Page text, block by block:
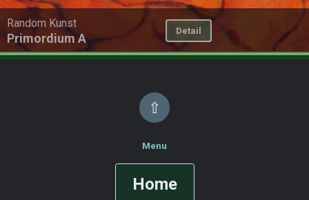
Random Kunst
Primordium A
Detail
⇧
Menu
Home